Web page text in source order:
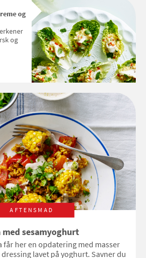
og
og
AFTENSMAD
sesamyoghurt
får her en opdatering med masser
lavet på yoghurt. Savner du